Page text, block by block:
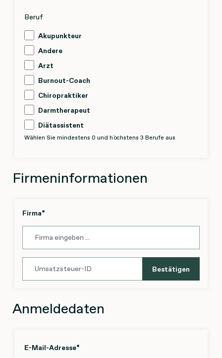
Beruf
Akupunkteur
Andere
Arzt
Burnout-Coach
Chiropraktiker
Darmtherapeut
Diätassistent
Ernährungsberater
Hebamme
Hormontherapeut
Kinesiologe
Lifestyle-Coach
Mesologe
Naturheilkundlicher Arzt
Osteopath
Phytotherapeut
Wählen Sie mindestens 0 und höchstens 3 Berufe aus
Firmeninformationen
Firma*
Bestätigen
Anmeldedaten
E-Mail-Adresse*